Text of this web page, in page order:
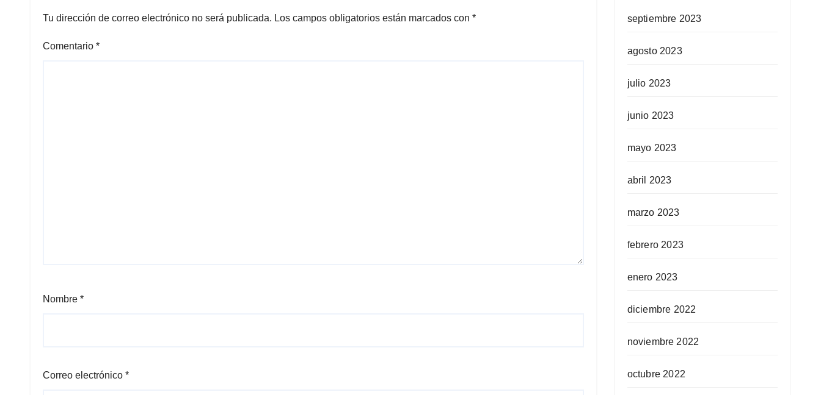
Tu dirección de correo electrónico no será publicada. Los campos obligatorios están marcados con *
Comentario *
Nombre *
Correo electrónico *
septiembre 2023
agosto 2023
julio 2023
junio 2023
mayo 2023
abril 2023
marzo 2023
febrero 2023
enero 2023
diciembre 2022
noviembre 2022
octubre 2022